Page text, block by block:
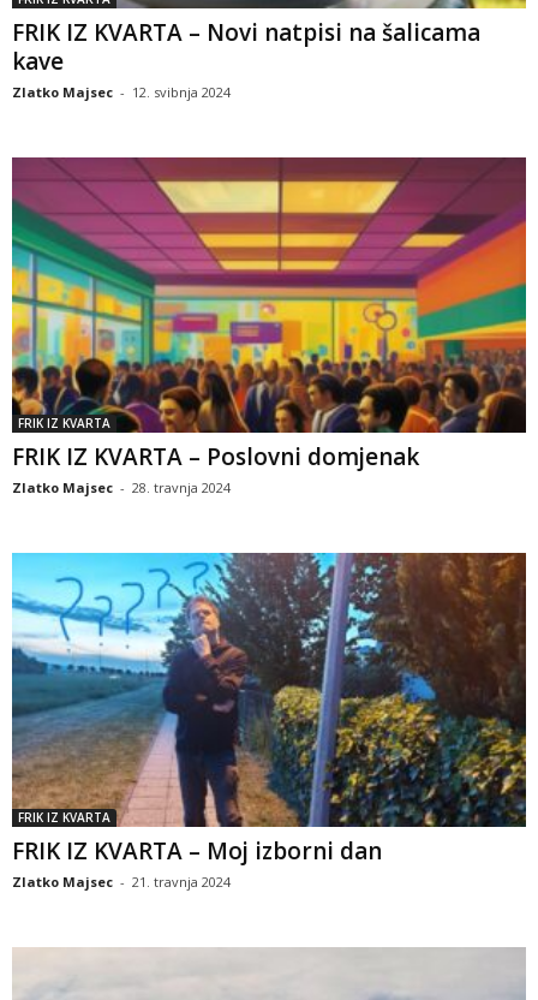
FRIK IZ KVARTA – Novi natpisi na šalicama
kave
Zlatko Majsec - 12. svibnja 2024
FRIK IZ KVARTA
FRIK IZ KVARTA – Poslovni domjenak
Zlatko Majsec - 28. travnja 2024
FRIK IZ KVARTA
FRIK IZ KVARTA – Moj izborni dan
Zlatko Majsec - 21. travnja 2024